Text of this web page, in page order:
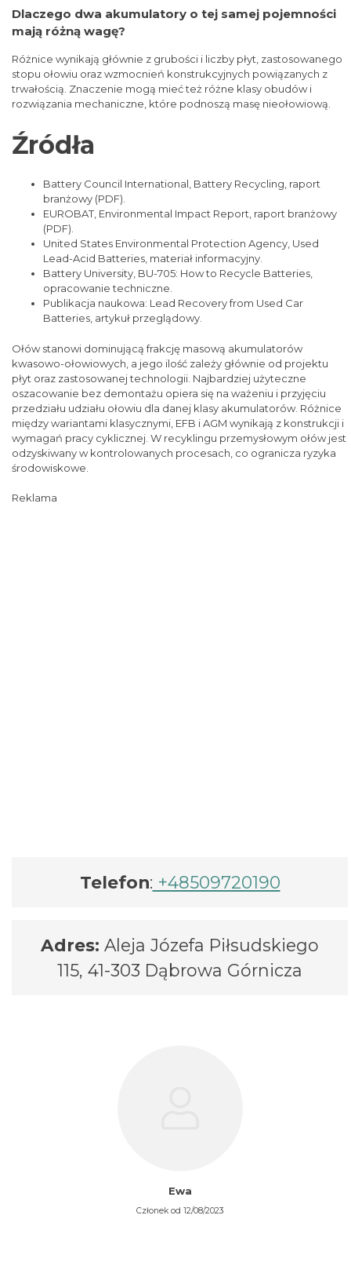
Dlaczego dwa akumulatory o tej samej pojemności
mają różną wagę?
Różnice wynikają głównie z grubości i liczby płyt, zastosowanego
stopu ołowiu oraz wzmocnień konstrukcyjnych powiązanych z
trwałością. Znaczenie mogą mieć też różne klasy obudów i
rozwiązania mechaniczne, które podnoszą masę nieołowiową.
Źródła
Battery Council International, Battery Recycling, raport
branżowy (PDF).
EUROBAT, Environmental Impact Report, raport branżowy
(PDF).
United States Environmental Protection Agency, Used
Lead-Acid Batteries, materiał informacyjny.
Battery University, BU-705: How to Recycle Batteries,
opracowanie techniczne.
Publikacja naukowa: Lead Recovery from Used Car
Batteries, artykuł przeglądowy.
Ołów stanowi dominującą frakcję masową akumulatorów
kwasowo-ołowiowych, a jego ilość zależy głównie od projektu
płyt oraz zastosowanej technologii. Najbardziej użyteczne
oszacowanie bez demontażu opiera się na ważeniu i przyjęciu
przedziału udziału ołowiu dla danej klasy akumulatorów. Różnice
między wariantami klasycznymi, EFB i AGM wynikają z konstrukcji i
wymagań pracy cyklicznej. W recyklingu przemysłowym ołów jest
odzyskiwany w kontrolowanych procesach, co ogranicza ryzyka
środowiskowe.
Reklama
Telefon: +48509720190
Adres: Aleja Józefa Piłsudskiego
115, 41-303 Dąbrowa Górnicza
Ewa
Członek od 12/08/2023